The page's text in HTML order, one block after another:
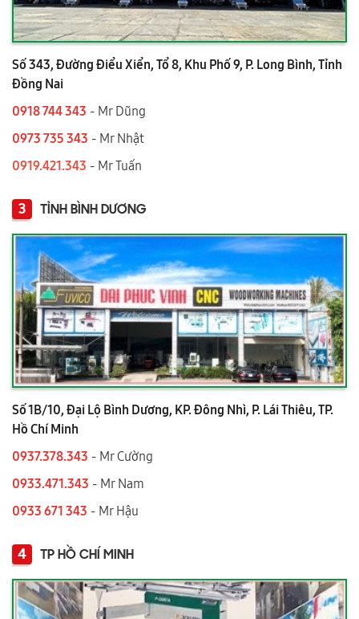
Số 343, Đường Điểu Xiển, Tổ 8, Khu Phố 9, P. Long Bình, Tỉnh
Đồng Nai
0918 744 343 - Mr Dũng
0973 735 343 - Mr Nhật
0919.421.343 ​​​​​​ - Mr Tuấn
3 TỈNH BÌNH DƯƠNG
Số 1B/10, Đại Lộ Bình Dương, KP. Đông Nhì, P. Lái Thiêu, TP.
Hồ Chí Minh
0937.378.343 - Mr Cường
0933.471.343 - Mr Nam
0933 671 343 - Mr Hậu
4 TP HỒ CHÍ MINH